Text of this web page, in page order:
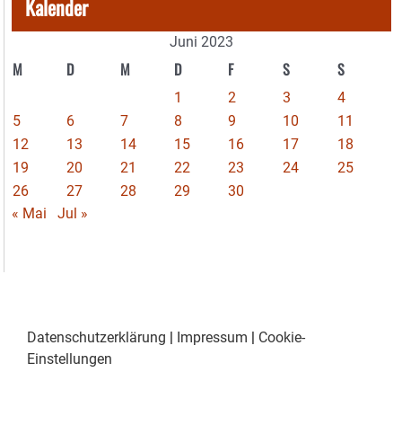
Kalender
Juni 2023
M D M D F S S
1 2 3
4
5
6 7 8 9 10
11
12
13 14 15 16 17
18
19
20 21 22 23 24
25
26
27 28 29
30
« Mai
Jul »
Datenschutzerklärung | Impressum | Cookie-
Einstellungen